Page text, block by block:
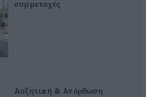
συμμετοχές
Αυξητική & Ανόρθωση